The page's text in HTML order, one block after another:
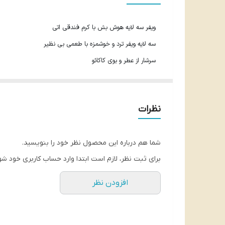
ویفر سه لایه هوش بش با کرم فندقی اتی
سه لایه ویفر ترد و خوشمزه با طعمی بی نظیر
سرشار از عطر و بوی کاکائو
محصول ترکیه
نظرات
شما هم درباره این محصول نظر خود را بنویسید.
برای ثبت نظر، لازم است ابتدا وارد حساب کاربری خود
افزودن نظر